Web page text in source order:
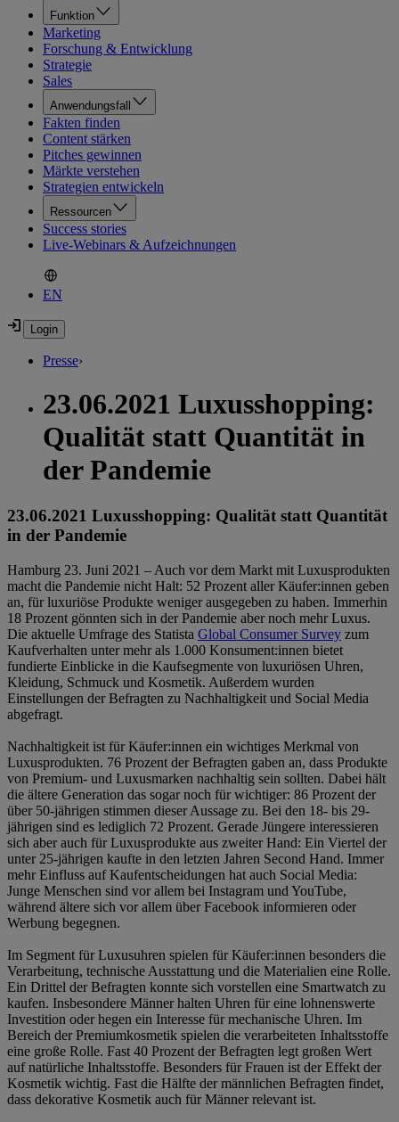
Funktion
Marketing
Forschung & Entwicklung
Strategie
Sales
Anwendungsfall
Fakten finden
Content stärken
Pitches gewinnen
Märkte verstehen
Strategien entwickeln
Ressourcen
Success stories
Live-Webinars & Aufzeichnungen
EN
Presse›
23.06.2021 Luxusshopping:
Qualität statt Quantität in
der Pandemie
23.06.2021 Luxusshopping: Qualität statt Quantität
in der Pandemie
Hamburg 23. Juni 2021 – Auch vor dem Markt mit Luxusprodukten
macht die Pandemie nicht Halt: 52 Prozent aller Käufer:innen geben
an, für luxuriöse Produkte weniger ausgegeben zu haben. Immerhin
18 Prozent gönnten sich in der Pandemie aber noch mehr Luxus.
Die aktuelle Umfrage des Statista Global Consumer Survey zum
Kaufverhalten unter mehr als 1.000 Konsument:innen bietet
fundierte Einblicke in die Kaufsegmente von luxuriösen Uhren,
Kleidung, Schmuck und Kosmetik. Außerdem wurden
Einstellungen der Befragten zu Nachhaltigkeit und Social Media
abgefragt.
Nachhaltigkeit ist für Käufer:innen ein wichtiges Merkmal von
Luxusprodukten. 76 Prozent der Befragten gaben an, dass Produkte
von Premium- und Luxusmarken nachhaltig sein sollten. Dabei hält
die ältere Generation das sogar noch für wichtiger: 86 Prozent der
über 50-jährigen stimmen dieser Aussage zu. Bei den 18- bis 29-
jährigen sind es lediglich 72 Prozent. Gerade Jüngere interessieren
sich aber auch für Luxusprodukte aus zweiter Hand: Ein Viertel der
unter 25-jährigen kaufte in den letzten Jahren Second Hand. Immer
mehr Einfluss auf Kaufentscheidungen hat auch Social Media:
Junge Menschen sind vor allem bei Instagram und YouTube,
während ältere sich vor allem über Facebook informieren oder
Werbung begegnen.
Im Segment für Luxusuhren spielen für Käufer:innen besonders die
Verarbeitung, technische Ausstattung und die Materialien eine Rolle.
Ein Drittel der Befragten konnte sich vorstellen eine Smartwatch zu
kaufen. Insbesondere Männer halten Uhren für eine lohnenswerte
Investition oder hegen ein Interesse für mechanische Uhren. Im
Bereich der Premiumkosmetik spielen die verarbeiteten Inhaltsstoffe
eine große Rolle. Fast 40 Prozent der Befragten legt großen Wert
auf natürliche Inhaltsstoffe. Besonders für Frauen ist der Effekt der
Kosmetik wichtig. Fast die Hälfte der männlichen Befragten findet,
dass dekorative Kosmetik auch für Männer relevant ist.